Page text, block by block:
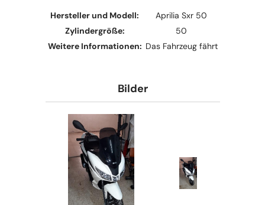
Hersteller und Modell:
Aprilia Sxr 50
Zylindergröße:
50
Weitere Informationen: Das Fahrzeug fährt
Bilder